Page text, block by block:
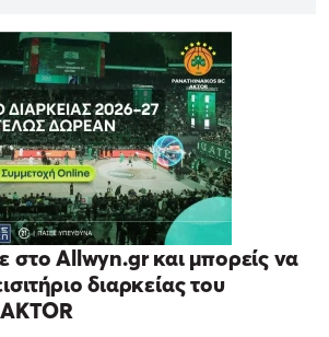
στο Allwyn.gr και μπορείς να
διαρκείας του